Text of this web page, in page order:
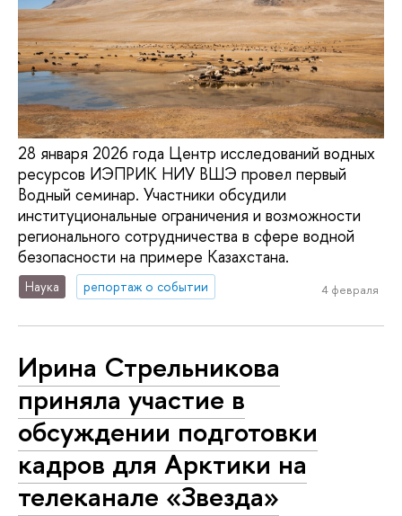
28 января 2026 года Центр исследований водных
ресурсов ИЭПРИК НИУ ВШЭ провел первый
Водный семинар. Участники обсудили
институциональные ограничения и возможности
регионального сотрудничества в сфере водной
безопасности на примере Казахстана.
Наука репортаж о событии 4 февраля
Ирина Стрельникова
приняла участие в
обсуждении подготовки
кадров для Арктики на
телеканале «Звезда»